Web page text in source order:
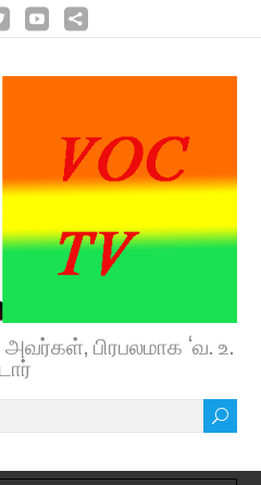
பிரபலமாக ‘வ. உ.